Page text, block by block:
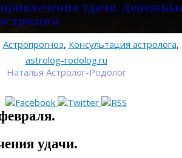
astrolog-rodolog.ru
Наталья Астролог-Родолог
удачи.
Астропрогноз, Консультация астролога,
удачи.